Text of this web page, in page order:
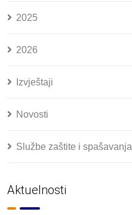
2025
2026
Izvještaji
Novosti
Službe zaštite i spašavanja
Aktuelnosti